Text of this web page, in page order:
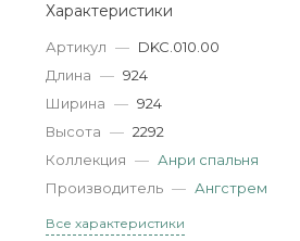
Характеристики
Артикул — DKC.010.00
Длина — 924
Ширина — 924
Высота — 2292
Коллекция — Анри спальня
Производитель — Ангстрем
Все характеристики